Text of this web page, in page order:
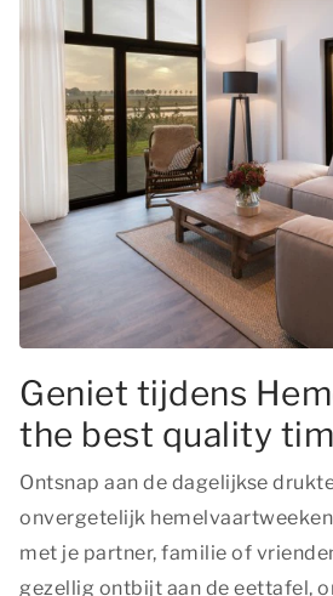
Geniet tijdens
the best quality
Ontsnap aan de dagelijkse
onvergetelijk
met je partner, familie of
gezellig ontbijt aan de eettafel,